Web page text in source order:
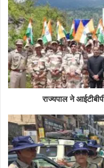
राज्यपाल ने